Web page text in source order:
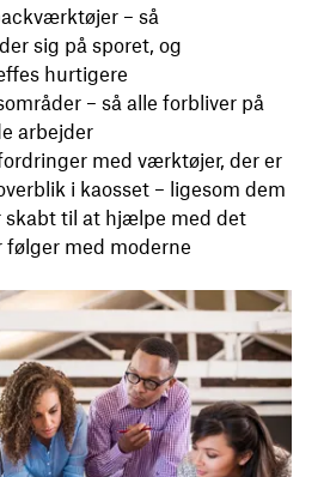
– så
sig på sporet, og
hurtigere
– så alle forbliver på
arbejder
med værktøjer, der er
i kaosset – ligesom dem
skabt til at hjælpe med det
følger med moderne